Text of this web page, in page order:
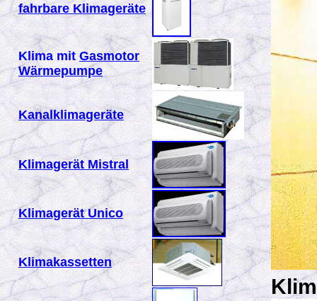
fahrbare Klimageräte
Klima mitGasmotor
Wärmepumpe
Kanalklimageräte
Klimagerät Mistral
Klimagerät Unico
Klimakassetten